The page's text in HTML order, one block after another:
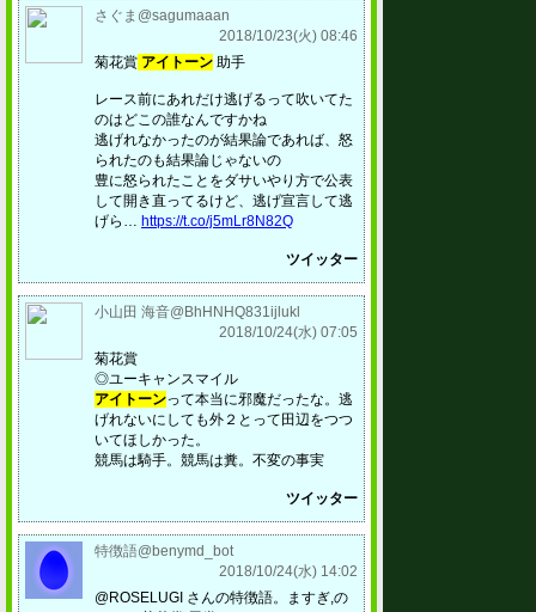
さぐま@sagumaaan
2018/10/23(火) 08:46
菊花賞 アイトーン 助手
レース前にあれだけ逃げるって吹いてた
のはどこの誰なんですかね
逃げれなかったのが結果論であれば、怒
られたのも結果論じゃないの
豊に怒られたことをダサいやり方で公表
して開き直ってるけど、逃げ宣言して逃
げら… https://t.co/j5mLr8N82Q
ツイッター
小山田 海音@BhHNHQ831ijlukl
2018/10/24(水) 07:05
菊花賞
◎ユーキャンスマイル
アイトーンって本当に邪魔だったな。逃
げれないにしても外２とって田辺をつつ
いてほしかった。
競馬は騎手。競馬は糞。不変の事実
ツイッター
特徴語@benymd_bot
2018/10/24(水) 14:02
@ROSELUGI さんの特徴語。ますぎ,の